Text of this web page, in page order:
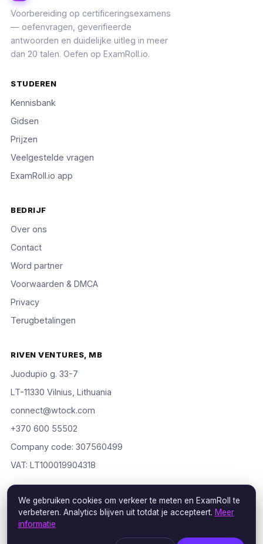
Voorbereiding op certificeringsexamens
— oefenvragen, geverifieerde
antwoorden en duidelijke uitleg in meer
dan 20 talen. Oefen op ExamRoll.io.
STUDEREN
Kennisbank
Gidsen
Prijzen
Veelgestelde vragen
ExamRoll.io app
BEDRIJF
Over ons
Contact
Word partner
Voorwaarden & DMCA
Privacy
Terugbetalingen
RIVEN VENTURES, MB
Juodupio g. 33-7
LT-11330 Vilnius, Lithuania
connect@wtock.com
+370 600 55502
Company code: 307560499
VAT: LT100019904318
© 2016–2026 Riven Ventures, MB. Alle rechten voorbehouden.
ExamRoll is an independent study aid, not affiliated with or
endorsed by the certification vendors named; rights holders may
We gebruiken cookies om verkeer te meten en ExamRoll te
verbeteren. Analytics blijven uit totdat je accepteert. Meer
informatie